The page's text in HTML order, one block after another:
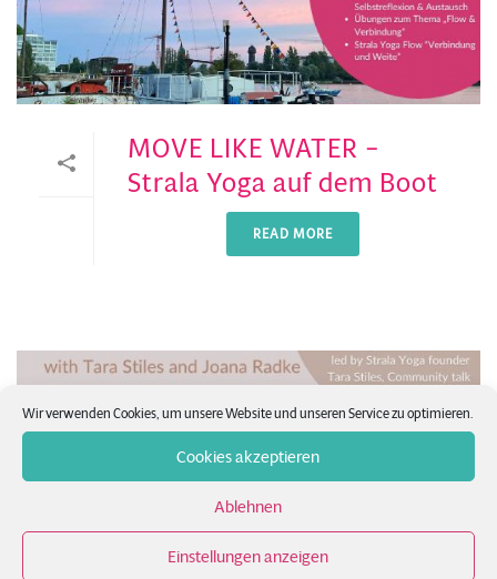
Wir verwenden Cookies, um unsere Website und unseren Service zu optimieren.
Cookies akzeptieren
Ablehnen
Einstellungen anzeigen
MOVE LIKE WATER –
Strala Yoga auf dem Boot
READ MORE